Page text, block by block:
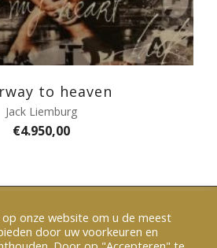
to heaven
Jack Liemburg
€4.950,00
|Algemene voorwaarden
onze website om u de meest
door uw voorkeuren en